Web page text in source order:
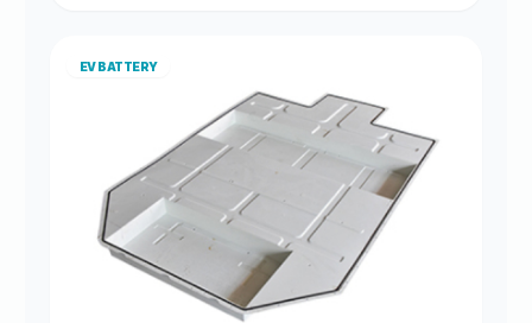
EV BATTERY